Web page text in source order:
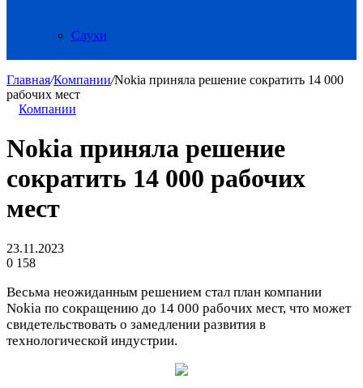
Слухи
Главная/Компании/Nokia приняла решение сократить 14 000
рабочих мест
Компании
Nokia приняла решение
сократить 14 000 рабочих
мест
23.11.2023
0 158
Весьма неожиданным решением стал план компании
Nokia по сокращению до 14 000 рабочих мест, что может
свидетельствовать о замедлении развития в
технологической индустрии.